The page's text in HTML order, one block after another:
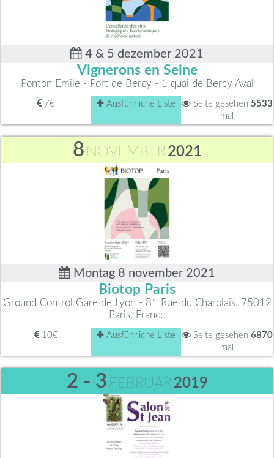
4 & 5 dezember 2021
Vignerons en Seine
Ponton Emile - Port de Bercy - 1 quai de Bercy Aval
7€ Ausführliche Liste Seite gesehen 5533
mal
8 NOVEMBER 2021
Montag 8 november 2021
Biotop Paris
Ground Control Gare de Lyon - 81 Rue du Charolais, 75012
Paris, France
10€ Ausführliche Liste Seite gesehen 6870
mal
2 - 3 FEBRUAR 2019